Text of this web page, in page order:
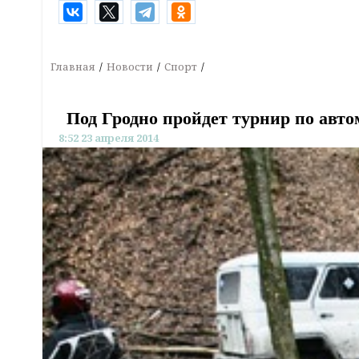
Главная Новости Спорт
Под Гродно пройдет турнир по
8:52 23 апреля 2014